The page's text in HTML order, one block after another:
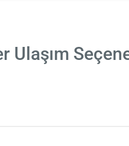
Ulaşım